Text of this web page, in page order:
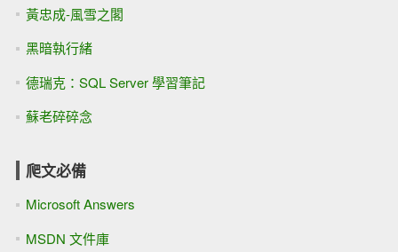
黃忠成-風雪之閣
黑暗執行緒
德瑞克：SQL Server 學習筆記
蘇老碎碎念
爬文必備
Microsoft Answers
MSDN 文件庫